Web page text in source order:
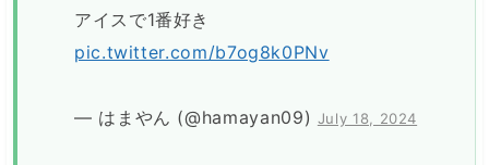
アイスで1番好き
pic.twitter.com/b7og8k0PNv
— はまやん (@hamayan09) July 18, 2024